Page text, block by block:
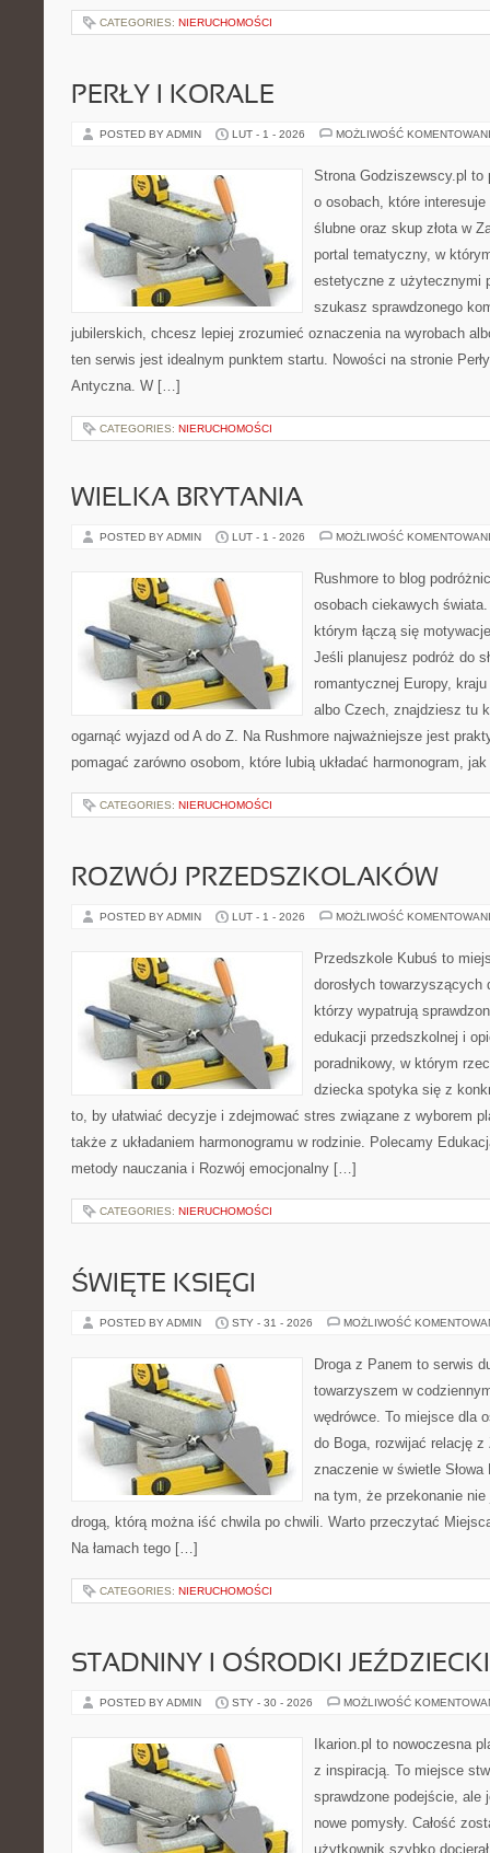
CATEGORIES: NIERUCHOMOŚCI
PERŁY I KORALE
POSTED BY ADMIN LUT - 1 - 2026 MOŻLIWOŚĆ
Strona Godziszewscy.pl to
o osobach, które
ślubne oraz skup złota w
portal tematyczny, w
estetyczne z użytecznymi
szukasz sprawdzonego
jubilerskich, chcesz lepiej zrozumieć oznaczenia na wyrobach
ten serwis jest idealnym punktem startu. Nowości na stronie
Antyczna. W […]
CATEGORIES: NIERUCHOMOŚCI
WIELKA BRYTANIA
POSTED BY ADMIN LUT - 1 - 2026 MOŻLIWOŚĆ
Rushmore to blog
osobach ciekawych
którym łączą się
Jeśli planujesz podróż do
romantycznej Europy,
albo Czech, znajdziesz tu
ogarnąć wyjazd od A do Z. Na Rushmore najważniejsze jest
pomagać zarówno osobom, które lubią układać harmonogram,
CATEGORIES: NIERUCHOMOŚCI
ROZWÓJ PRZEDSZKOLAKÓW
POSTED BY ADMIN LUT - 1 - 2026 MOŻLIWOŚĆ
Przedszkole Kubuś to
dorosłych
którzy wypatrują
edukacji przedszkolnej i
poradnikowy, w którym
dziecka spotyka się z
to, by ułatwiać decyzje i zdejmować stres związane z wyborem
także z układaniem harmonogramu w rodzinie. Polecamy
metody nauczania i Rozwój emocjonalny […]
CATEGORIES: NIERUCHOMOŚCI
ŚWIĘTE KSIĘGI
POSTED BY ADMIN STY - 31 - 2026 MOŻLIWOŚĆ
Droga z Panem to serwis
towarzyszem w
wędrówce. To miejsce dla
do Boga, rozwijać relację
znaczenie w świetle Słowa
na tym, że przekonanie
drogą, którą można iść chwila po chwili. Warto przeczytać
Na łamach tego […]
CATEGORIES: NIERUCHOMOŚCI
STADNINY I OŚRODKI
POSTED BY ADMIN STY - 30 - 2026 MOŻLIWOŚĆ
Ikarion.pl to nowoczesna
z inspiracją. To miejsce
sprawdzone podejście, ale
nowe pomysły. Całość
użytkownik szybko